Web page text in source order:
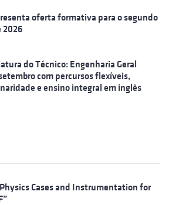
oferta formativa para o segundo
2026
do Técnico: Engenharia Geral
com percursos flexíveis,
e ensino integral em inglês
Cases and Instrumentation for